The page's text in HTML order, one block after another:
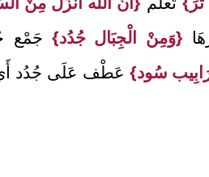
{وَمِنْ الْجِبَال جُدُد}جَمْع
سُود} عَطْف عَلَى جُدُد أَيْ